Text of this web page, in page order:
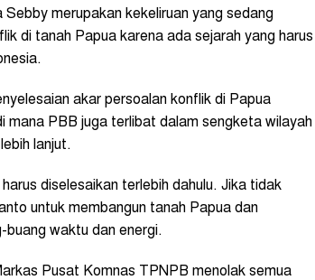
merupakan kekeliruan yang sedang
di tanah Papua karena ada sejarah yang harus
akar persoalan konflik di Papua
PBB juga terlibat dalam sengketa wilayah
lanjut.
diselesaikan terlebih dahulu. Jika tidak
untuk membangun tanah Papua dan
buang waktu dan energi.
Pusat Komnas TPNPB menolak semua